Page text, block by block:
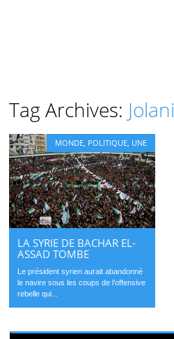
Tag Archives: Jolani
MONDE POLITIQUE UNE
LA SYRIE DE BACHAR EL-
ASSAD TOMBE
Le président syrien aurait abandonné
le navire sous les coups de l’offensive
rebelle qui...